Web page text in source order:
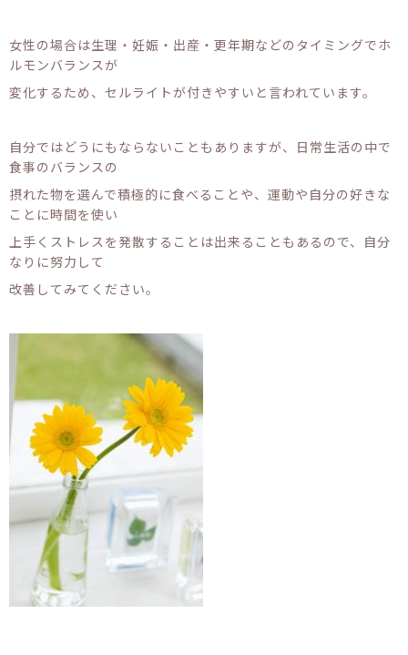
女性の場合は生理・妊娠・出産・更年期などのタイミングでホ
ルモンバランスが
変化するため、セルライトが付きやすいと言われています。
自分ではどうにもならないこともありますが、日常生活の中で
食事のバランスの
摂れた物を選んで積極的に食べることや、運動や自分の好きな
ことに時間を使い
上手くストレスを発散することは出来ることもあるので、自分
なりに努力して
改善してみてください。